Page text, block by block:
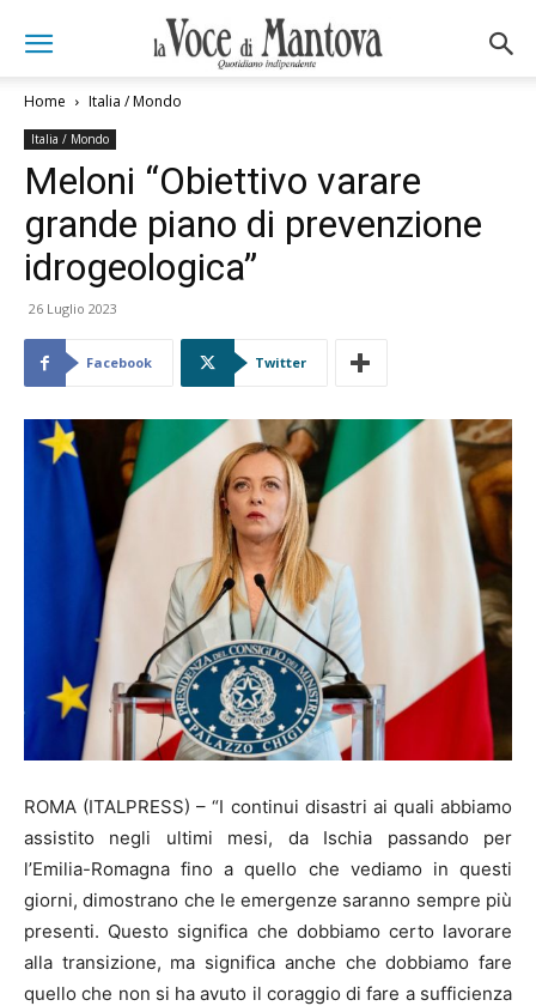
Home Italia / Mondo
Italia / Mondo
Meloni “Obiettivo varare
grande piano di prevenzione
idrogeologica”
26 Luglio 2023
Facebook Twitter
ROMA (ITALPRESS) – “I continui disastri ai quali abbiamo
assistito negli ultimi mesi, da Ischia passando per
l’Emilia-Romagna fino a quello che vediamo in questi
giorni, dimostrano che le emergenze saranno sempre più
presenti. Questo significa che dobbiamo certo lavorare
alla transizione, ma significa anche che dobbiamo fare
quello che non si ha avuto il coraggio di fare a sufficienza